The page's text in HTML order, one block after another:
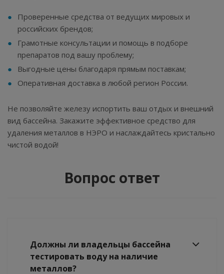
Проверенные средства от ведущих мировых и
российских брендов;
Грамотные консультации и помощь в подборе
препаратов под вашу проблему;
Выгодные цены благодаря прямым поставкам;
Оперативная доставка в любой регион России.
Не позволяйте железу испортить ваш отдых и внешний
вид бассейна. Закажите эффективное средство для
удаления металлов в НЭРО и наслаждайтесь кристально
чистой водой!
Вопрос ответ
Должны ли владельцы бассейна
тестировать воду на наличие
металлов?